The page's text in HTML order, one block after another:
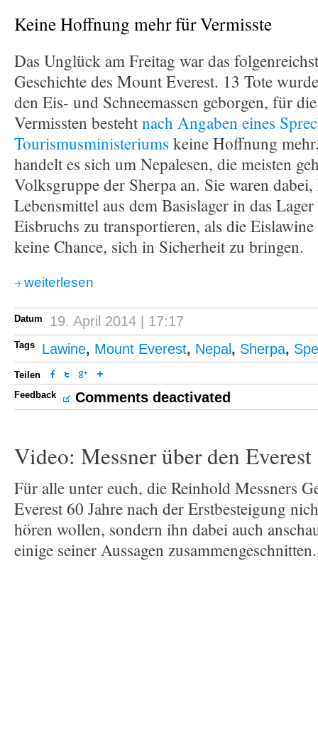
Keine Hoffnung mehr für Vermisste
Das Unglück am Freitag war das
Geschichte des Mount Everest. 13 Tote
den Eis- und Schneemassen geborgen, für
Vermissten bestehtnach Angaben eines
Tourismusministeriums keine Hoffnung
handelt es sich um Nepalesen, die meisten
Volksgruppe der Sherpa an. Sie waren
Lebensmittel aus dem Basislager in das
Eisbruchs zu transportieren, als die
keine Chance, sich in Sicherheit zu bringen.
weiterlesen
Datum 19. April 2014 | 17:17
Tags Lawine, Mount Everest, Nepal , Sherpa,
Teilen
Feedback
Comments deactivated
Video: Messner über den Everest
Für alle unter euch, die Reinhold Messners
Everest 60 Jahre nach der Erstbesteigung
hören wollen, sondern ihn dabei auch
einige seiner Aussagen zusammengeschnitten.